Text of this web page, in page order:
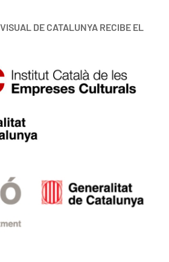
DE CATALUNYA RECIBE EL